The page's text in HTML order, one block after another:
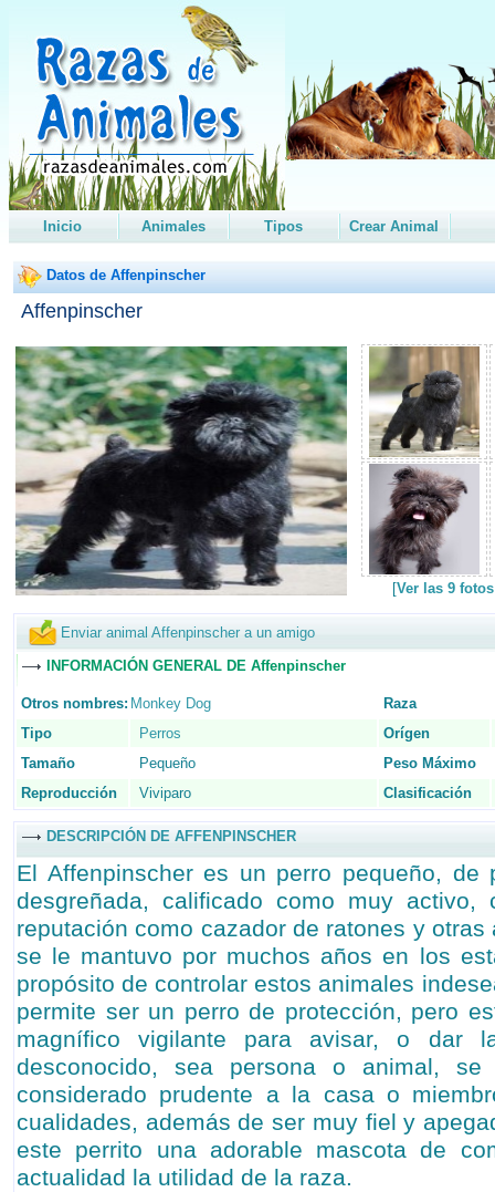
Inicio Animales Tipos Crear Animal
Datos de Affenpinscher
Affenpinscher
[Ver las 9
Enviar animal Affenpinscher a un amigo
INFORMACIÓN GENERAL DE Affenpinscher
Otros nombres: Monkey Dog
Raza
Tipo
Perros
Orígen
Tamaño
Pequeño Peso Máximo
Reproducción
Viviparo Clasificación
DESCRIPCIÓN DE AFFENPINSCHER
El Affenpinscher es un perro pequeño, de
desgreñada, calificado como muy activo,
reputación como cazador de ratones y
se le mantuvo por muchos años en los
propósito de controlar estos animales
permite ser un perro de protección, pero
magnífico vigilante para avisar, o dar
desconocido, sea persona o animal,
considerado prudente a la casa o
cualidades, además de ser muy fiel y
este perrito una adorable mascota de
actualidad la utilidad de la raza.